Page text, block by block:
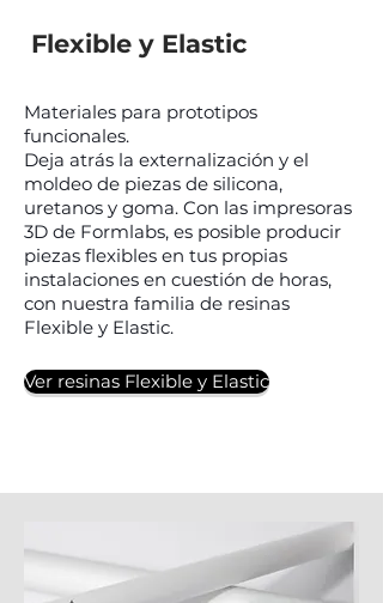
Flexible y Elastic
Materiales para prototipos
funcionales.
Deja atrás la externalización y el
moldeo de piezas de silicona,
uretanos y goma. Con las impresoras
3D de Formlabs, es posible producir
piezas flexibles en tus propias
instalaciones en cuestión de horas,
con nuestra familia de resinas
Flexible y Elastic.
Ver resinas Flexible y Elastic